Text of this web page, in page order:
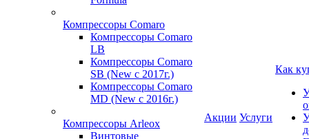
Компрессоры Comaro
Компрессоры Comaro
LB
Компрессоры Comaro
SB (New с 2017г.)
Компрессоры Comaro
MD (New с 2016г.)
Компрессоры Arleox
Винтовые
Акции Услуги
Как